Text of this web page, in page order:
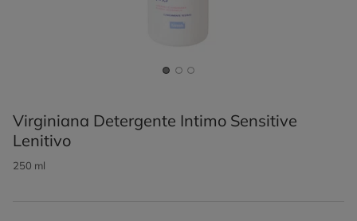
Virginiana Detergente Intimo Sensitive
Lenitivo
250 ml